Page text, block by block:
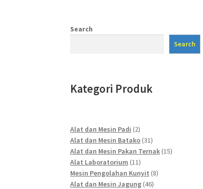
Search
Search
Kategori Produk
Alat dan Mesin Padi 22
products
Alat dan Mesin Batako 3131
products
Alat dan Mesin Pakan Ternak 1515
Alat Laboratorium 1111
products
Mesin Pengolahan Kunyit 88
Alat dan Mesin Jagung 4646